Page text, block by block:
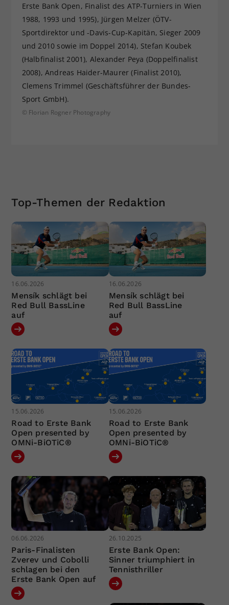
Erste Bank Open, Finalist des ATP-Turniers in Wien
1988, 1993 und 1995), Jürgen Melzer (ÖTV-
Sportdirektor und -Davis-Cup-Kapitän, Sieger 2009
und 2010 sowie im Doppel 2014), Stefan Koubek
(Halbfinalist 2001), Alexander Peya (Doppelfinalist
2008), Andreas Haider-Maurer (Finalist 2010),
Clemens Trimmel (Geschäftsführer der Bundes-
Sport GmbH).
© Florian Rogner Photography
Top-Themen der Redaktion
16.06.2026
Mensík schlägt bei
Red Bull BassLine
auf
16.06.2026
Mensík schlägt bei
Red Bull BassLine
auf
15.06.2026
Road to Erste Bank
Open presented by
OMNi-BiOTiC®
15.06.2026
Road to Erste Bank
Open presented by
OMNi-BiOTiC®
06.06.2026
Paris-Finalisten
Zverev und Cobolli
schlagen bei den
Erste Bank Open auf
26.10.2025
Erste Bank Open:
Sinner triumphiert in
Tennisthriller